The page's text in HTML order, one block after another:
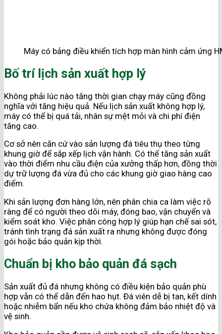
Máy có bảng điều khiển tích hợp màn hình cảm ứng
Bố trí lịch sản xuất hợp lý
Không phải lúc nào tăng thời gian chạy máy cũng đồng
nghĩa với tăng hiệu quả. Nếu lịch sản xuất không hợp lý,
máy có thể bị quá tải, nhân sự mệt mỏi và chi phí điện
tăng cao.
Cơ sở nên căn cứ vào sản lượng đá tiêu thụ theo từng
khung giờ để sắp xếp lịch vận hành. Có thể tăng sản xuất
vào thời điểm nhu cầu điện của xưởng thấp hơn, đồng thời
dự trữ lượng đá vừa đủ cho các khung giờ giao hàng cao
điểm.
Khi sản lượng đơn hàng lớn, nên phân chia ca làm việc rõ
ràng để có người theo dõi máy, đóng bao, vận chuyển và
kiểm soát kho. Việc phân công hợp lý giúp hạn chế sai sót,
tránh tình trạng đá sản xuất ra nhưng không được đóng
gói hoặc bảo quản kịp thời.
Chuẩn bị kho bảo quản đá sạch
Sản xuất đủ đá nhưng không có điều kiện bảo quản phù
hợp vẫn có thể dẫn đến hao hụt. Đá viên dễ bị tan, kết dính
hoặc nhiễm bẩn nếu kho chứa không đảm bảo nhiệt độ và
vệ sinh.